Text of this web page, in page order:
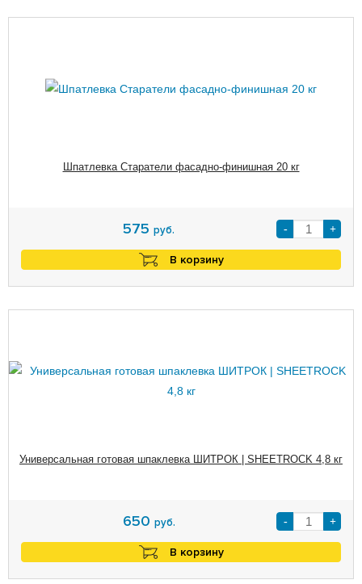
Шпатлевка Старатели фасадно-финишная 20 кг
- +
575 руб.
В корзину
Универсальная готовая шпаклевка ШИТРОК | SHEETROCK 4,8 кг
- +
650 руб.
В корзину